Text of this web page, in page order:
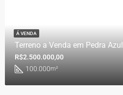
Terreno a Venda em Pedra Azul
100.000m²
R$2.500.000,00
Á VENDA